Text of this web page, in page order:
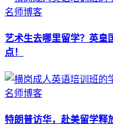
名师博客
艺术生去哪里留学？英皇
点！
名师博客
特朗普访华，赴美留学释